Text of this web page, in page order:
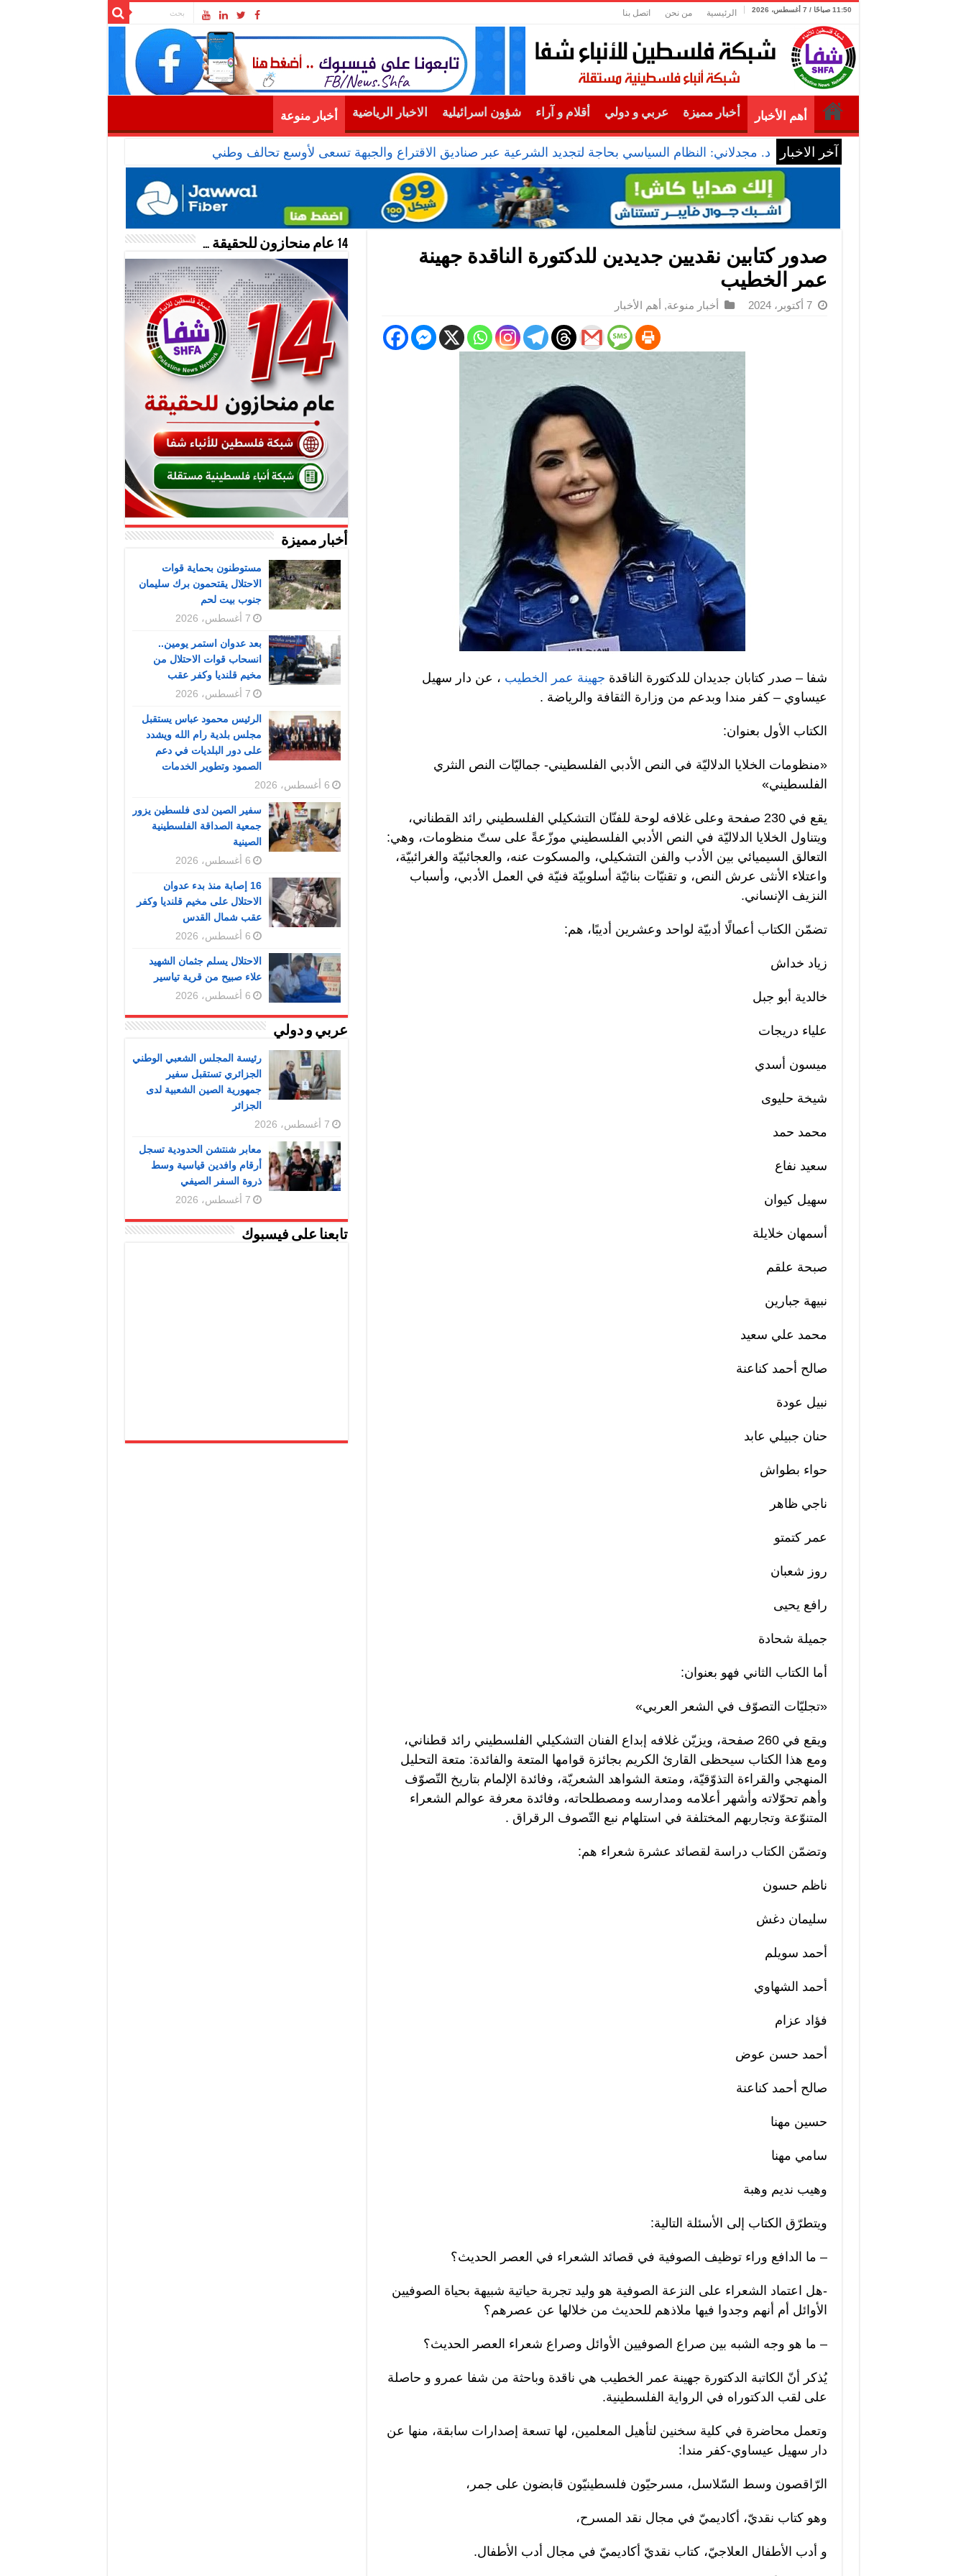
11:50 صباحًا / 7 أغسطس، 2026 الرئيسية من نحن اتصل بنا
أهم الأخبار أخبار مميزة عربي و دولي أقلام و آراء شؤون اسرائيلية الاخبار الرياضية أخبار منوعة
آخر الاخبار د. مجدلاني: النظام السياسي بحاجة لتجديد الشرعية عبر صناديق الاقتراع والجبهة تسعى لأوسع تحالف وطني
صدور كتابين نقديين جديدين للدكتورة الناقدة جهينة
عمر الخطيب
7 أكتوبر، 2024 أخبار منوعة, أهم الأخبار
شفا – صدر كتابان جديدان للدكتورة الناقدة جهينة عمر الخطيب ، عن دار سهيل
عيساوي – كفر مندا وبدعم من وزارة الثقافة والرياضة .
الكتاب الأول بعنوان:
«منظومات الخلايا الدلاليّة في النص الأدبي الفلسطيني- جماليّات النص النثري
الفلسطيني»
يقع في 230 صفحة وعلى غلافه لوحة للفنّان التشكيلي الفلسطيني رائد القطناني،
ويتناول الخلايا الدلاليّة في النص الأدبي الفلسطيني موزّعةً على ستّ منظومات، وهي:
التعالق السيميائي بين الأدب والفن التشكيلي، والمسكوت عنه، والعجائبيّة والغرائبيّة،
واعتلاء الأنثى عرش النص، و تقنيّات بنائيّة أسلوبيّة فنيّة في العمل الأدبي، وأسباب
النزيف الإنساني.
تضمّن الكتاب أعمالًا أدبيّة لواحد وعشرين أديبًا، هم:
زياد خداش
خالدية أبو جبل
علياء دريجات
ميسون أسدي
شيخة حليوى
محمد حمد
سعيد نفاع
سهيل كيوان
أسمهان خلايلة
صبحة علقم
نبيهة جبارين
محمد علي سعيد
صالح أحمد كناعنة
نبيل عودة
حنان جبيلي عابد
حواء بطواش
ناجي ظاهر
عمر كتمتو
روز شعبان
رافع يحيى
جميلة شحادة
أما الكتاب الثاني فهو بعنوان:
«تجليّات التصوّف في الشعر العربي»
ويقع في 260 صفحة، ويزيّن غلافه إبداع الفنان التشكيلي الفلسطيني رائد قطناني،
ومع هذا الكتاب سيحظى القارئ الكريم بجائزة قوامها المتعة والفائدة: متعة التحليل
المنهجي والقراءة التذوّقيّة، ومتعة الشواهد الشعريّة، وفائدة الإلمام بتاريخ التّصوّف
وأهم تحوّلاته وأشهر أعلامه ومدارسه ومصطلحاته، وفائدة معرفة عوالم الشعراء
المتنوّعة وتجاربهم المختلفة في استلهام نبع التّصوف الرقراق .
وتضمّن الكتاب دراسة لقصائد عشرة شعراء هم:
ناظم حسون
سليمان دغش
أحمد سويلم
أحمد الشهاوي
فؤاد عزام
أحمد حسن عوض
صالح أحمد كناعنة
حسين مهنا
سامي مهنا
وهيب نديم وهبة
ويتطرّق الكتاب إلى الأسئلة التالية:
– ما الدافع وراء توظيف الصوفية في قصائد الشعراء في العصر الحديث؟
-هل اعتماد الشعراء على النزعة الصوفية هو وليد تجربة حياتية شبيهة بحياة الصوفيين
الأوائل أم أنهم وجدوا فيها ملاذهم للحديث من خلالها عن عصرهم؟
– ما هو وجه الشبه بين صراع الصوفيين الأوائل وصراع شعراء العصر الحديث؟
يُذكر أنّ الكاتبة الدكتورة جهينة عمر الخطيب هي ناقدة وباحثة من شفا عمرو و حاصلة
على لقب الدكتوراه في الرواية الفلسطينية.
وتعمل محاضرة في كلية سخنين لتأهيل المعلمين، لها تسعة إصدارات سابقة، منها عن
دار سهيل عيساوي-كفر مندا:
الرّاقصون وسط السّلاسل، مسرحيّون فلسطينيّون قابضون على جمر،
وهو كتاب نقديّ، أكاديميّ في مجال نقد المسرح،
و أدب الأطفال العلاجيّ، كتاب نقديّ أكاديميّ في مجال أدب الأطفال.
14 عام منحازون للحقيقة …
أخبار مميزة
مستوطنون بحماية قوات
الاحتلال يقتحمون برك سليمان
جنوب بيت لحم
7 أغسطس، 2026
بعد عدوان استمر يومين..
انسحاب قوات الاحتلال من
مخيم قلنديا وكفر عقب
7 أغسطس، 2026
الرئيس محمود عباس يستقبل
مجلس بلدية رام الله ويشدد
على دور البلديات في دعم
الصمود وتطوير الخدمات
6 أغسطس، 2026
سفير الصين لدى فلسطين يزور
جمعية الصداقة الفلسطينية
الصينية
6 أغسطس، 2026
16 إصابة منذ بدء عدوان
الاحتلال على مخيم قلنديا وكفر
عقب شمال القدس
6 أغسطس، 2026
الاحتلال يسلم جثمان الشهيد
علاء صبيح من قرية تياسير
6 أغسطس، 2026
عربي و دولي
رئيسة المجلس الشعبي الوطني
الجزائري تستقبل سفير
جمهورية الصين الشعبية لدى
الجزائر
7 أغسطس، 2026
معابر شنتشن الحدودية تسجل
أرقام وافدين قياسية وسط
ذروة السفر الصيفي
7 أغسطس، 2026
تابعنا على فيسبوك